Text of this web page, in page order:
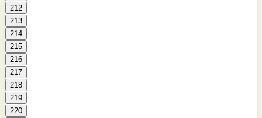
212
213
214
215
216
217
218
219
220